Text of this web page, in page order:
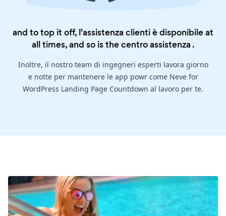
and to top it off, l'assistenza clienti è disponibile at
all times, and so is thecentro assistenza .
Inoltre, il nostro team di ingegneri esperti lavora giorno
e notte per mantenere le app powr come Neve for
WordPress Landing Page Countdown al lavoro per te.